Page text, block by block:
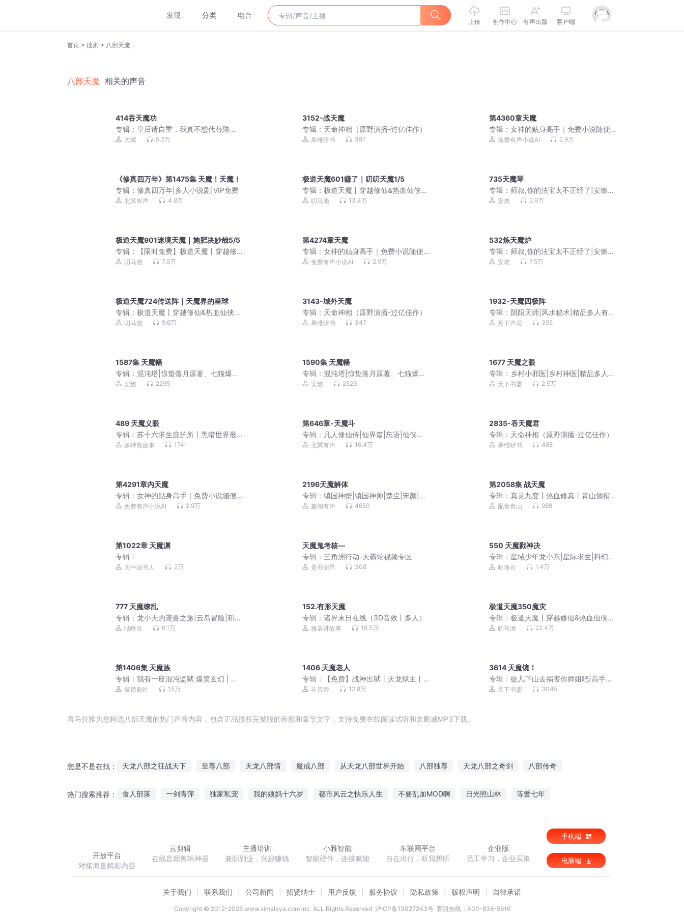
发现 分类 电台
上传 创作中心 有声出版 客户端
首页 > 搜索 > 八部天魔
八部天魔 相关的声音
414吞天魔功
专辑： 皇后请自重，我真不想代替陛
下！| 爆笑穿越 | 历史 | 多人有声剧
大斌 5.2万
3152-战天魔
专辑： 天命神相（原野演播-过亿佳作）
果维听书 387
第4360章天魔
专辑：女神的贴身高手｜免费小说随便
听｜美女爽文
免费有声小说AI 2.9万
《修真四万年》第1475集 天魔！天魔！
专辑： 修真四万年|多人小说剧|VIP免费
北冥有声 4.8万
极道天魔601赚了｜叨叨天魔1/5
专辑：极道天魔丨穿越修仙&热血仙侠丨
悬疑风多人有声剧
叨马澹 13.4万
735天魔琴
专辑： 师叔,你的法宝太不正经了|安燃穿
越爆笑修仙|法宝不正经VIP免费有声小
安燃 2.9万
极道天魔901迷境天魔｜施肥决妙哉5/5
专辑：
【限时免费】极道天魔丨穿越修
仙&热血仙侠丨悬疑风多人有声剧
叨马澹 7.8万
第4274章天魔
专辑：女神的贴身高手｜免费小说随便
听｜美女爽文
免费有声小说AI 2.9万
532炼天魔炉
专辑： 师叔,你的法宝太不正经了|安燃穿
越爆笑修仙|法宝不正经VIP免费有声小
安燃 7.5万
极道天魔724传送阵｜天魔界的星球
专辑： 极道天魔丨穿越修仙&热血仙侠丨
悬疑风多人有声剧
叨马澹 9.6万
3143-域外天魔
专辑： 天命神相（原野演播-过亿佳作）
果维听书 347
1932-天魔四极阵
专辑： 阴阳天师|风水秘术|精品多人有声
剧|都市爽文|灵异鬼怪|道士法术【超低
月下声花 395
1587集 天魔幡
专辑： 混沌塔|惊蛰落月原著、七猫爆款
玄幻ip|安燃监制
安燃 2295
1590集 天魔幡
专辑：混沌塔|惊蛰落月原著、七猫爆款
玄幻ip|安燃监制
安燃 2529
1677 天魔之眼
专辑： 乡村小邪医|乡村神医|精品多人有
声剧天下书盟 2.5万
489 天魔义眼
专辑： 苏十六求生庇护所丨黑暗世界最
后一抹光丨多特熊故事
多特熊故事 1741
第646章-天魔斗
专辑： 凡人修仙传|仙界篇|忘语|仙侠修
真|多人剧
北冥有声 16.4万
2835-吞天魔君
专辑： 天命神相（原野演播-过亿佳作）
果维听书 488
第4291章内天魔
专辑： 女神的贴身高手｜免费小说随便
听｜美女爽文
免费有声小说AI 2.9万
2196天魔解体
专辑：镇国神婿|镇国神帅|楚尘|宋颜|逆
天傻婿超级弃婿
趣阅有声 4650
第2058集 战天魔
专辑：真灵九变丨热血修真丨青山领衔
多人有声剧
配音青山 988
第1022章 天魔渊
专辑：
天中说书人 2万
天魔鬼考核—
专辑： 三角洲行动-天霸蛇视频专区
是乔安昂 308
550 天魔戮神决
专辑：星域少年龙小东|星际求生|科幻冒
险|励志成长
咕噜谷 1.4万
777 天魔缭乱
专辑： 龙小天的宠兽之旅|云岛冒险|积极
努力咕噜谷 6.1万
152.有形天魔
专辑：诸界末日在线（3D音效丨多人）
雅居讲故事 16.5万
极道天魔350魔灾
专辑：极道天魔丨穿越修仙&热血仙侠丨
悬疑风多人有声剧
叨马澹 22.4万
第1406集 天魔族
专辑： 我有一座混沌监狱 爆笑玄幻 | 紫
襟剧社出品
紫襟剧社 15万
1406 天魔老人
专辑：
【免费】战神出狱丨天龙狱主丨
绝世天骄丨爆款上门龙婿
斗音帝 12.8万
3614 天魔镜！
专辑：徒儿下山去祸害你师姐吧|高手下
山，我有九个无敌师父
天下书盟 3045
喜马拉雅为您精选八部天魔的热门声音内容，包含正品授权完整版的音频和章节文字，支持免费在线阅读试听和未删减MP3下载。
您是不是在找： 天龙八部之征战天下 至尊八部 天龙八部情 魔戒八部 从天龙八部世界开始 八部独尊 天龙八部之奇剑 八部传奇
热门搜索推荐： 食人部落 一剑青萍 独家私宠 我的姨妈十六岁 都市风云之快乐人生 不要乱加MOD啊 日光照山林 等爱七年
开放平台
对接海量精彩内容
云剪辑
在线音频剪辑神器
主播培训
兼职副业，兴趣赚钱
小雅智能
智能硬件，连接赋能
车联网平台
自在出行，听我想听
企业版
员工学习，企业买单
手机端
电脑端
关于我们 联系我们 公司新闻 招贤纳士 用户反馈 服务协议 隐私政策 版权声明 自律承诺
Copyright © 2012-2026www.ximalaya.com lnc. ALL Rights Reserved 沪ICP备13027243号 客服热线：400-838-5616